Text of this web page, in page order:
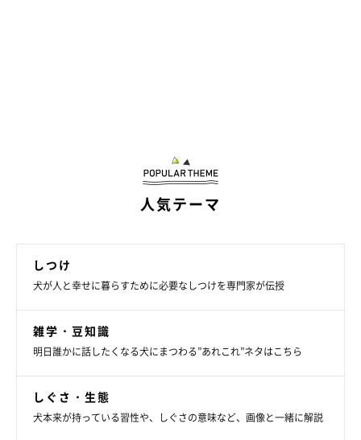
「雪玉が付着しないようにするための、全身をカバーする防水・
人気テーマ
しつけ
犬が人と幸せに暮らすために必要なしつけを専門家が伝授
雑学・豆知識
明日誰かに話したくなる犬にまつわる”あれこれ”ネタはこちら
しぐさ・生態
犬本来が持っている習性や、しぐさの意味など、画像と一緒に解説